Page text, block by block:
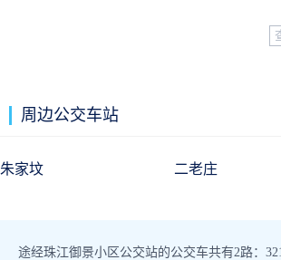
周边公交车站
朱家坟 二老庄
途经珠江御景小区公交站的公交车共有2路：